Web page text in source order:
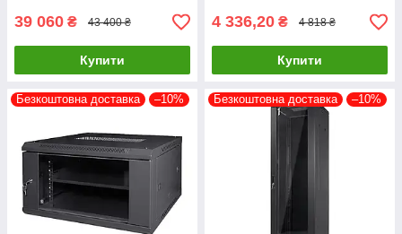
39 060 ₴ 43 400 ₴
Купити
4 336,20 ₴ 4 818 ₴
Купити
Безкоштовна доставка –10% Безкоштовна доставка –10%